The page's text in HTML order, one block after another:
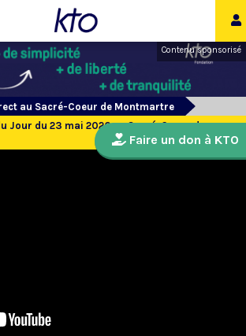
Contenu sponsorisé
au Sacré-Coeur de Montmartre
Jour du 23 mai 2026 au Sacré-Coeur de
Faire un don à KTO